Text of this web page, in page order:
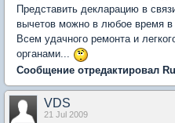
Представить декларацию в
вычетов можно в любое время в
Всем удачного ремонта и
органами...
Сообщение отредактировал
VDS
21 Jul 2009